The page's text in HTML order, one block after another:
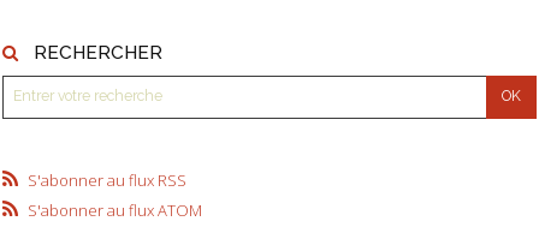
RECHERCHER
S'abonner au flux RSS
S'abonner au flux ATOM